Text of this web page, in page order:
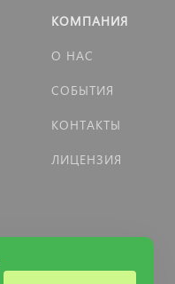
КОМПАНИЯ
О НАС
СОБЫТИЯ
КОНТАКТЫ
ЛИЦЕНЗИЯ